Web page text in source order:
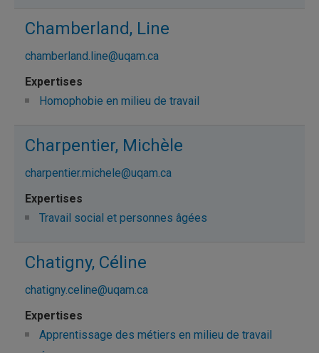
Chamberland, Line
chamberland.line@uqam.ca
Homophobie en milieu de travail
Charpentier, Michèle
charpentier.michele@uqam.ca
Travail social et personnes âgées
Chatigny, Céline
chatigny.celine@uqam.ca
Apprentissage des métiers en milieu de travail